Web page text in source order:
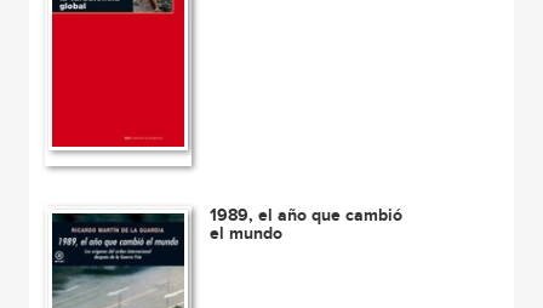
1989, el año que cambió
el mundo